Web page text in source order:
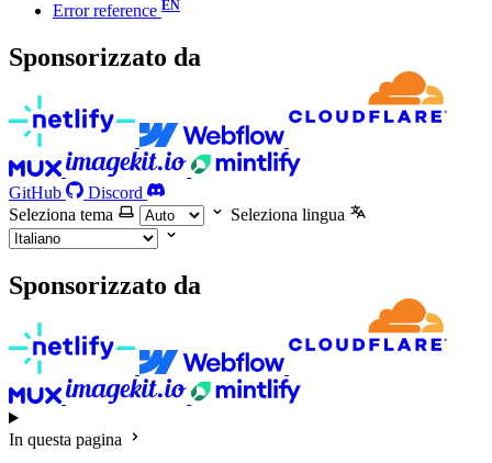
Error reference
Sponsorizzato da
GitHub
Discord
Seleziona tema
Seleziona lingua
Sponsorizzato da
In questa pagina